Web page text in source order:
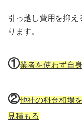
引っ越し費用を抑え
ります。
①業者を使わず自
②他社の料金相場
見積もる